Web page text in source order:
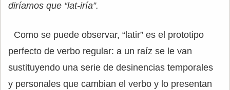
diríamos que “lat-iría”.
Como se puede observar, “latir” es el prototipo
perfecto de verbo regular: a un raíz se le van
sustituyendo una serie de desinencias temporales
y personales que cambian el verbo y lo presentan